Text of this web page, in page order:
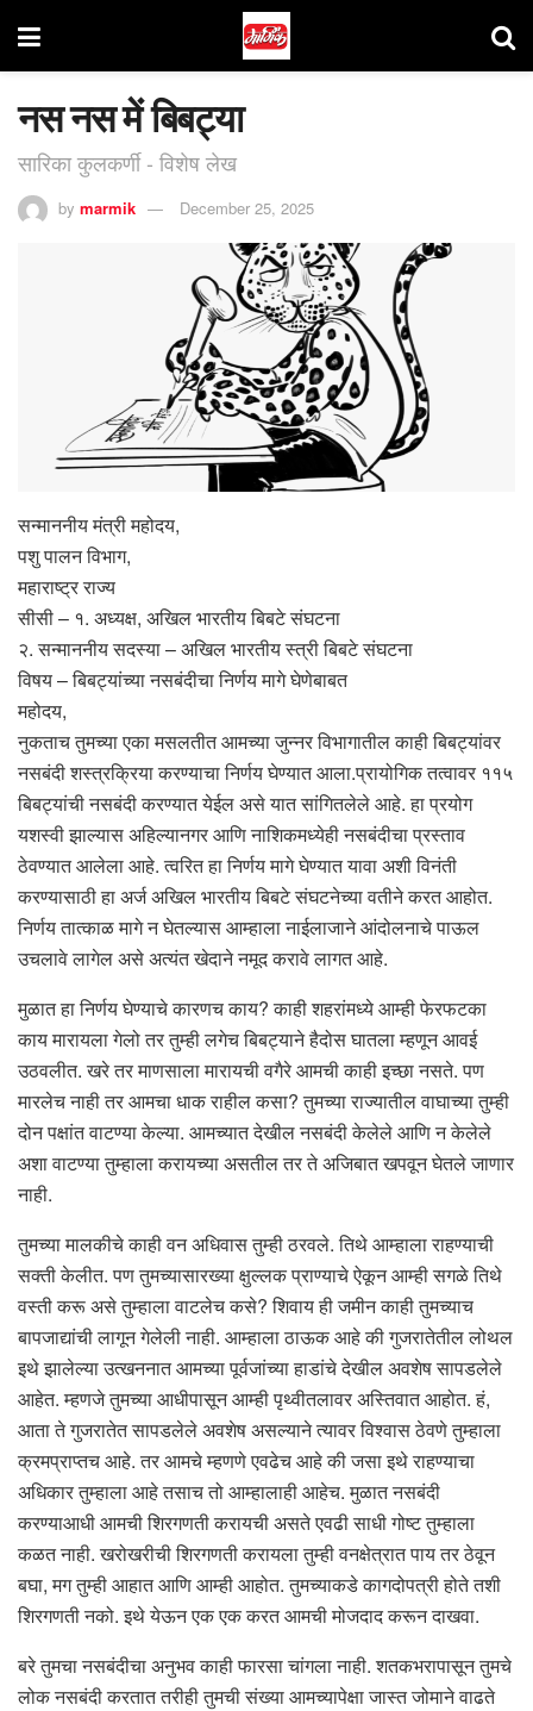
नस नस में बिबट्या
सारिका कुलकर्णी - विशेष लेख
by marmik December 25, 2025
सन्माननीय मंत्री महोदय,
पशु पालन विभाग,
महाराष्ट्र राज्य
सीसी – १. अध्यक्ष, अखिल भारतीय बिबटे संघटना
२. सन्माननीय सदस्या – अखिल भारतीय स्त्री बिबटे संघटना
विषय – बिबट्यांच्या नसबंदीचा निर्णय मागे घेणेबाबत
महोदय,
नुकताच तुमच्या एका मसलतीत आमच्या जुन्नर विभागातील काही बिबट्यांवर
नसबंदी शस्त्रक्रिया करण्याचा निर्णय घेण्यात आला.प्रायोगिक तत्वावर ११५
बिबट्यांची नसबंदी करण्यात येईल असे यात सांगितलेले आहे. हा प्रयोग
यशस्वी झाल्यास अहिल्यानगर आणि नाशिकमध्येही नसबंदीचा प्रस्ताव
ठेवण्यात आलेला आहे. त्वरित हा निर्णय मागे घेण्यात यावा अशी विनंती
करण्यासाठी हा अर्ज अखिल भारतीय बिबटे संघटनेच्या वतीने करत आहोत.
निर्णय तात्काळ मागे न घेतल्यास आम्हाला नाईलाजाने आंदोलनाचे पाऊल
उचलावे लागेल असे अत्यंत खेदाने नमूद करावे लागत आहे.
मुळात हा निर्णय घेण्याचे कारणच काय? काही शहरांमध्ये आम्ही फेरफटका
काय मारायला गेलो तर तुम्ही लगेच बिबट्याने हैदोस घातला म्हणून आवई
उठवलीत. खरे तर माणसाला मारायची वगैरे आमची काही इच्छा नसते. पण
मारलेच नाही तर आमचा धाक राहील कसा? तुमच्या राज्यातील वाघाच्या तुम्ही
दोन पक्षांत वाटण्या केल्या. आमच्यात देखील नसबंदी केलेले आणि न केलेले
अशा वाटण्या तुम्हाला करायच्या असतील तर ते अजिबात खपवून घेतले जाणार
नाही.
तुमच्या मालकीचे काही वन अधिवास तुम्ही ठरवले. तिथे आम्हाला राहण्याची
सक्ती केलीत. पण तुमच्यासारख्या क्षुल्लक प्राण्याचे ऐकून आम्ही सगळे तिथे
वस्ती करू असे तुम्हाला वाटलेच कसे? शिवाय ही जमीन काही तुमच्याच
बापजाद्यांची लागून गेलेली नाही. आम्हाला ठाऊक आहे की गुजरातेतील लोथल
इथे झालेल्या उत्खननात आमच्या पूर्वजांच्या हाडांचे देखील अवशेष सापडलेले
आहेत. म्हणजे तुमच्या आधीपासून आम्ही पृथ्वीतलावर अस्तिवात आहोत. हं,
आता ते गुजरातेत सापडलेले अवशेष असल्याने त्यावर विश्वास ठेवणे तुम्हाला
क्रमप्राप्तच आहे. तर आमचे म्हणणे एवढेच आहे की जसा इथे राहण्याचा
अधिकार तुम्हाला आहे तसाच तो आम्हालाही आहेच. मुळात नसबंदी
करण्याआधी आमची शिरगणती करायची असते एवढी साधी गोष्ट तुम्हाला
कळत नाही. खरोखरीची शिरगणती करायला तुम्ही वनक्षेत्रात पाय तर ठेवून
बघा, मग तुम्ही आहात आणि आम्ही आहोत. तुमच्याकडे कागदोपत्री होते तशी
शिरगणती नको. इथे येऊन एक एक करत आमची मोजदाद करून दाखवा.
बरे तुमचा नसबंदीचा अनुभव काही फारसा चांगला नाही. शतकभरापासून तुमचे
लोक नसबंदी करतात तरीही तुमची संख्या आमच्यापेक्षा जास्त जोमाने वाढते